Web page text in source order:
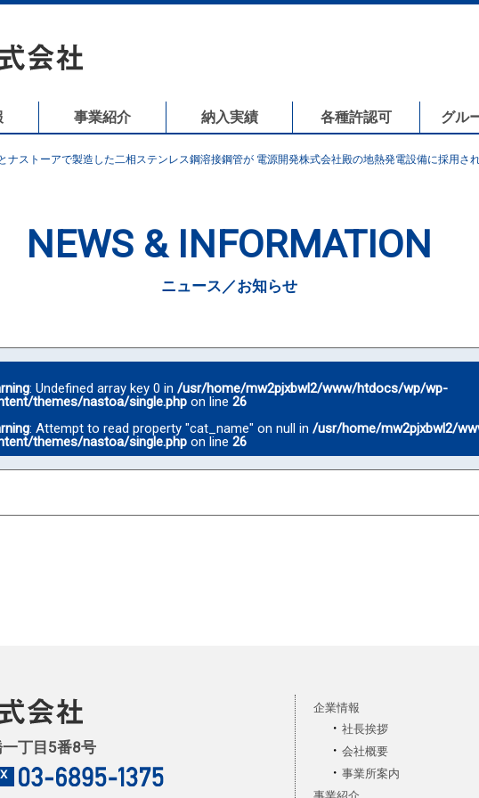
事業紹介 納入実績 各種許認可 グル
ナストーアで製造した二相ステンレス鋼溶接鋼管が 電源開発株式会社殿の地熱発電設備に採用さ
NEWS & INFORMATION
ニュース／お知らせ
: Undefined array key 0 in/usr/home/mw2pjxbwl2/www/htdocs/wp/wp-
themes/nastoa/single.php on line26
: Attempt to read property "cat_name" on null in/usr/home/mw2pjxbwl2/
themes/nastoa/single.php on line26
丁目5番8号
企業情報
社長挨拶
会社概要
事業所案内